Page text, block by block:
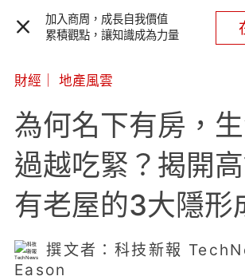
加入商周，成長自我價值
累積觀點，讓知識成為力量
財經 地產風雲
為何名下有房，
過越吃緊？揭開
有老屋的3大隱形
撰文者：科技新報
Eason